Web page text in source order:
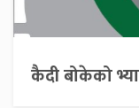
कैदी बोकेको